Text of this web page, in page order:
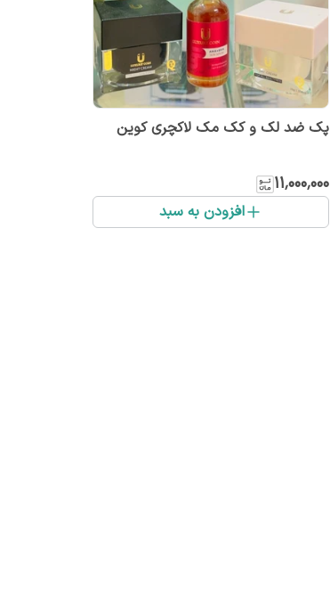
پک ضد لک و کک مک لاکچری کوین
۱۱٬۰۰۰٬۰۰۰
افزودن به سبد